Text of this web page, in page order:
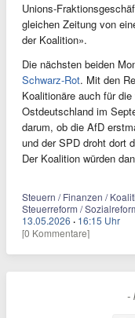
Unions-
gleichen Zeitung von
der Koalition».
Die nächsten beiden
Schwarz-Rot. Mit den
Koalitionäre auch für
Ostdeutschland im
darum, ob die AfD
und der SPD droht dort
Der Koalition würden
Steuern / Finanzen /
Steuerreform /
13.05.2026 · 16:15 Uhr
[0 Kommentare]
-